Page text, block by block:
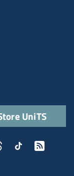
UniTS